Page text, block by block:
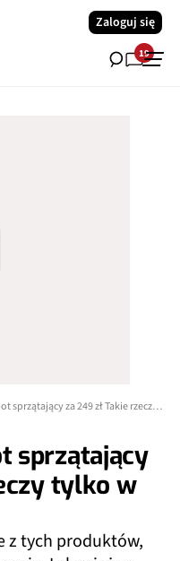
Zaloguj się
19
Samodzielny robot sprzątający za 249 zł Takie rzeczy tylko w Biedronce
sprzątający
tylko w
z tych produktów,